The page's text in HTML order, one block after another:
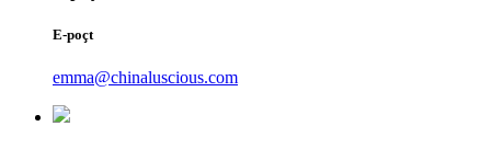
E-poçt
emma@chinaluscious.com